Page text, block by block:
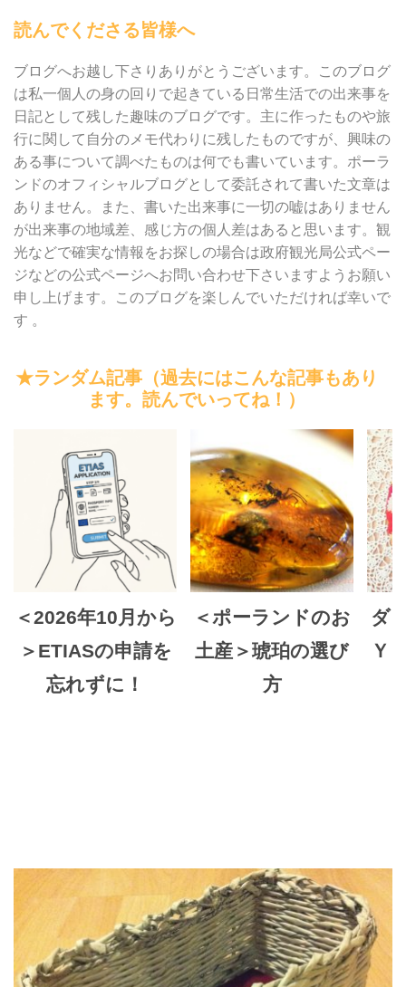
読んでくださる皆様へ
ブログへお越し下さりありがとうございます。このブログ
は私一個人の身の回りで起きている日常生活での出来事を
日記として残した趣味のブログです。主に作ったものや旅
行に関して自分のメモ代わりに残したものですが、興味の
ある事について調べたものは何でも書いています。ポーラ
ンドのオフィシャルブログとして委託されて書いた文章は
ありません。また、書いた出来事に一切の嘘はありません
が出来事の地域差、感じ方の個人差はあると思います。観
光などで確実な情報をお探しの場合は政府観光局公式ペー
ジなどの公式ページへお問い合わせ下さいますようお願い
申し上げます。このブログを楽しんでいただければ幸いで
す 。
★ランダム記事（過去にはこんな記事もあり
ます。読んでいってね！）
＜2026年10月から
＞ETIASの申請を
忘れずに！
＜ポーランドのお
土産＞琥珀の選び
方
ダ
Ｙ